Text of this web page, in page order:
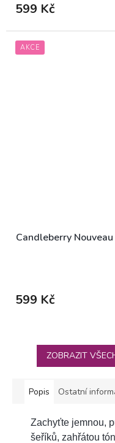
599 Kč
AKCE
Candleberry
599 Kč
ZOBRAZIT
Popis Ostatní
Zachyťte jemnou,
šeříků, zahřátou